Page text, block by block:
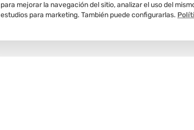
para mejorar la navegación del sitio, analizar el uso del
estudios para marketing. También puede configurarlas.